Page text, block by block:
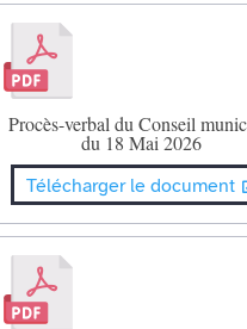
Procès-verbal du Conseil
du 18 Mai 2026
Télécharger le document